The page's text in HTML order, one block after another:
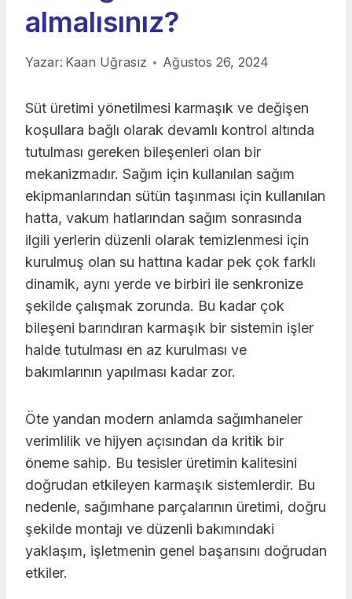
almalısınız?
Yazar: Kaan Uğrasız Ağustos 26, 2024
Süt üretimi yönetilmesi karmaşık ve değişen
koşullara bağlı olarak devamlı kontrol altında
tutulması gereken bileşenleri olan bir
mekanizmadır. Sağım için kullanılan sağım
ekipmanlarından sütün taşınması için kullanılan
hatta, vakum hatlarından sağım sonrasında
ilgili yerlerin düzenli olarak temizlenmesi için
kurulmuş olan su hattına kadar pek çok farklı
dinamik, aynı yerde ve birbiri ile senkronize
şekilde çalışmak zorunda. Bu kadar çok
bileşeni barındıran karmaşık bir sistemin işler
halde tutulması en az kurulması ve
bakımlarının yapılması kadar zor.
Öte yandan modern anlamda sağımhaneler
verimlilik ve hijyen açısından da kritik bir
öneme sahip. Bu tesisler üretimin kalitesini
doğrudan etkileyen karmaşık sistemlerdir. Bu
nedenle, sağımhane parçalarının üretimi, doğru
şekilde montajı ve düzenli bakımındaki
yaklaşım, işletmenin genel başarısını doğrudan
etkiler.